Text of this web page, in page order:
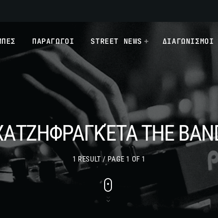
ΠΑΡΑΓΩΓΟΙ STREET NEWS ΔΙΑΓΩΝΙΣΜΟΙ
THE
1 RESULT / PAGE 1 OF 1